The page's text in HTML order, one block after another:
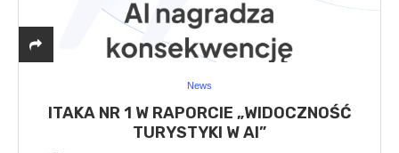
News
ITAKA NR 1 W RAPORCIE „WIDOCZNOŚĆ
TURYSTYKI W AI”